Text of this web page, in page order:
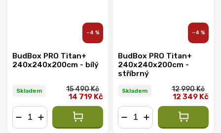
–4 %
BudBox PRO Titan+
240x240x200cm - bílý
Skladem 15 490 Kč
14 719 Kč
–4 %
BudBox PRO Titan+
240x240x200cm -
stříbrný
Skladem 12 990 Kč
12 349 Kč